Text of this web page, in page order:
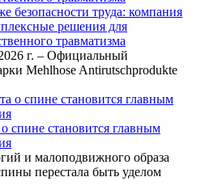
безопасности труда: компания
решения для
травматизма
г. – Официальный
Mehlhose Antirutschprodukte
спине становится главным
и малоподвижного образа
перестала быть уделом